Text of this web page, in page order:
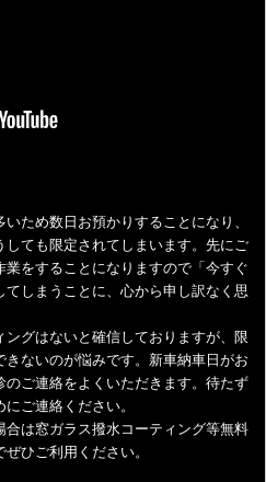
ため数日お預かりすることになり、
しても限定されてしまいます。先にご
をすることになりますので「今すぐ
てしまうことに、心から申し訳なく思
グはないと確信しておりますが、限
ないのが悩みです。新車納車日がお
のご連絡をよくいただきます。待たず
ご連絡ください。
合は窓ガラス撥水コーティング等無料
ひご利用ください。